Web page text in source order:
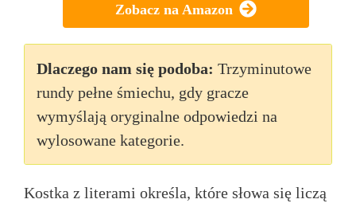
Zobacz na Amazon
Dlaczego nam się podoba: Trzyminutowe
rundy pełne śmiechu, gdy gracze
wymyślają oryginalne odpowiedzi na
wylosowane kategorie.
Kostka z literami określa, które słowa się liczą